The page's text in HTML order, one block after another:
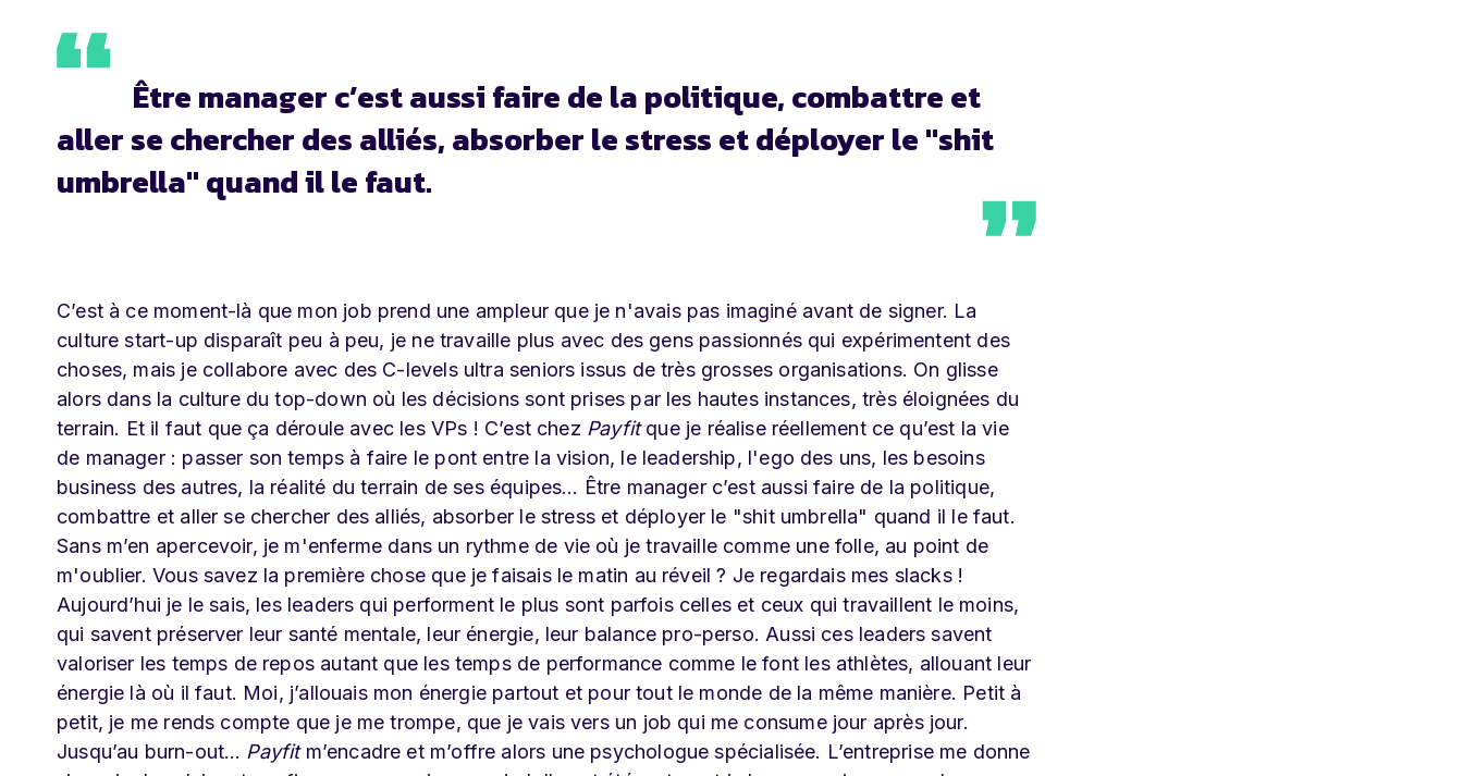
Être manager c’est aussi faire de la politique, combattre et
aller se chercher des alliés, absorber le stress et déployer le "shit
umbrella" quand il le faut.
C’est à ce moment-là que mon job prend une ampleur que je n'avais pas imaginé avant de signer. La
culture start-up disparaît peu à peu, je ne travaille plus avec des gens passionnés qui expérimentent des
choses, mais je collabore avec des C-levels ultra seniors issus de très grosses organisations. On glisse
alors dans la culture du top-down où les décisions sont prises par les hautes instances, très éloignées du
terrain. Et il faut que ça déroule avec les VPs ! C’est chez Payfitque je réalise réellement ce qu’est la vie
de manager : passer son temps à faire le pont entre la vision, le leadership, l'ego des uns, les besoins
business des autres, la réalité du terrain de ses équipes… Être manager c’est aussi faire de la politique,
combattre et aller se chercher des alliés, absorber le stress et déployer le "shit umbrella" quand il le faut.
Sans m’en apercevoir, je m'enferme dans un rythme de vie où je travaille comme une folle, au point de
m'oublier. Vous savez la première chose que je faisais le matin au réveil ? Je regardais mes slacks !
Aujourd’hui je le sais, les leaders qui performent le plus sont parfois celles et ceux qui travaillent le moins,
qui savent préserver leur santé mentale, leur énergie, leur balance pro-perso. Aussi ces leaders savent
valoriser les temps de repos autant que les temps de performance comme le font les athlètes, allouant leur
énergie là où il faut. Moi, j’allouais mon énergie partout et pour tout le monde de la même manière. Petit à
petit, je me rends compte que je me trompe, que je vais vers un job qui me consume jour après jour.
Jusqu’au burn-out… Payfit m’encadre et m’offre alors une psychologue spécialisée. L’entreprise me donne